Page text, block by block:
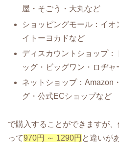
屋・そごう・大丸など
ショッピングモール：イオ
イトーヨカドなど
ディスカウントショップ
ッグ・ビッグワン・ロヂ
ネットショップ：Amazon
グ・公式ECショップなど
で購入することができますが
って970円 ～ 1290円 と違いが